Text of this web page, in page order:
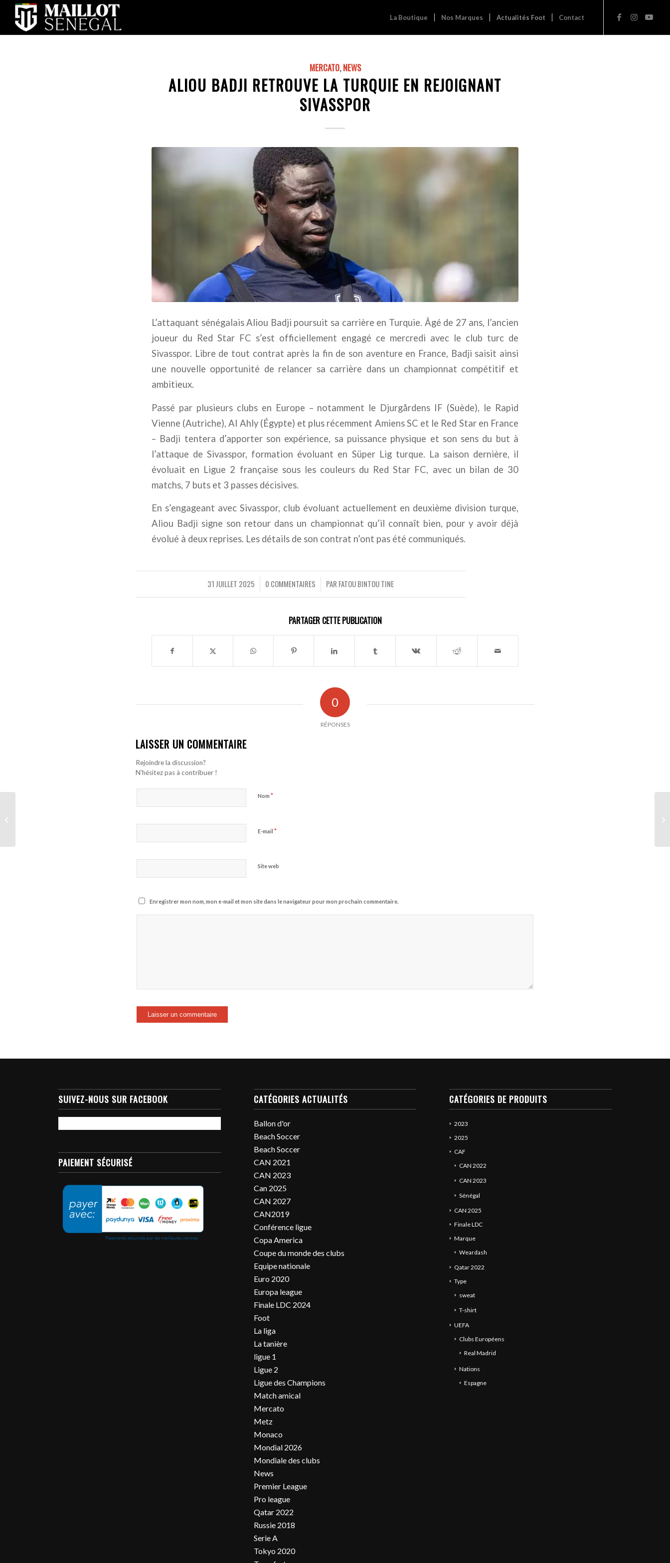
La Boutique Nos Marques Actualités Foot Contact
MERCATO,NEWS
ALIOU BADJI RETROUVE LA TURQUIE EN REJOIGNANT
SIVASSPOR
L’attaquant sénégalais Aliou Badji poursuit sa carrière en Turquie. Âgé de 27 ans, l’ancien
joueur du Red Star FC s’est officiellement engagé ce mercredi avec le club turc de
Sivasspor. Libre de tout contrat après la fin de son aventure en France, Badji saisit ainsi
une nouvelle opportunité de relancer sa carrière dans un championnat compétitif et
ambitieux.
Passé par plusieurs clubs en Europe – notamment le Djurgårdens IF (Suède), le Rapid
Vienne (Autriche), Al Ahly (Égypte) et plus récemment Amiens SC et le Red Star en France
– Badji tentera d’apporter son expérience, sa puissance physique et son sens du but à
l’attaque de Sivasspor, formation évoluant en Süper Lig turque. La saison dernière, il
évoluait en Ligue 2 française sous les couleurs du Red Star FC, avec un bilan de 30
matchs, 7 buts et 3 passes décisives.
En s’engageant avec Sivasspor, club évoluant actuellement en deuxième division turque,
Aliou Badji signe son retour dans un championnat qu’il connaît bien, pour y avoir déjà
évolué à deux reprises. Les détails de son contrat n’ont pas été communiqués.
31 JUILLET 2025
/ 0 COMMENTAIRES
/ PAR FATOU BINTOU TINE
PARTAGER CETTE PUBLICATION
0
RÉPONSES
LAISSER UN COMMENTAIRE
Rejoindre la discussion?
N’hésitez pas à contribuer !
Nom *
E-mail *
Site web
Enregistrer mon nom, mon e-mail et mon site dans le navigateur pour mon prochain commentaire.
SUIVEZ-NOUS SUR FACEBOOK
PAIEMENT SÉCURISÉ
CATÉGORIES ACTUALITÉS
Ballon d'or
Beach Soccer
Beach Soccer
CAN 2021
CAN 2023
Can 2025
CAN 2027
CAN2019
Conférence ligue
Copa America
Coupe du monde des clubs
Equipe nationale
Euro 2020
Europa league
Finale LDC 2024
Foot
La liga
La tanière
ligue 1
Ligue 2
Ligue des Champions
Match amical
Mercato
Metz
Monaco
Mondial 2026
Mondiale des clubs
News
Premier League
Pro league
Qatar 2022
Russie 2018
Serie A
Tokyo 2020
CATÉGORIES DE PRODUITS
2023
2025
CAF
CAN 2022
CAN 2023
Sénégal
CAN 2025
Finale LDC
Marque
Weardash
Qatar 2022
Type
sweat
T-shirt
UEFA
Clubs Européens
Real Madrid
Nations
Espagne